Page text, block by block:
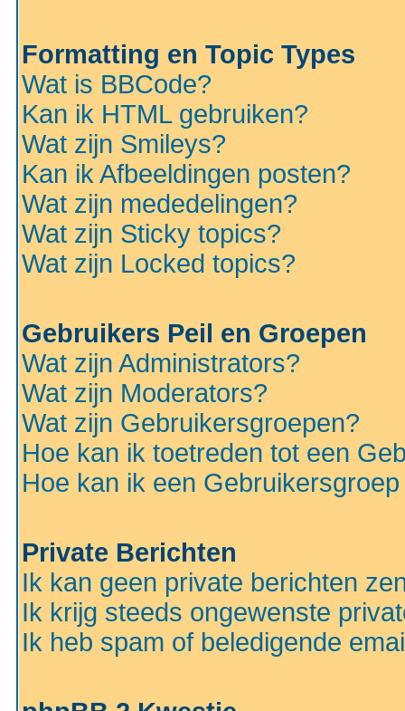
Formatting en Topic Types
Wat is BBCode?
Kan ik HTML gebruiken?
Wat zijn Smileys?
Kan ik Afbeeldingen posten?
Wat zijn mededelingen?
Wat zijn Sticky topics?
Wat zijn Locked topics?
Gebruikers Peil en Groepen
Wat zijn Administrators?
Wat zijn Moderators?
Wat zijn Gebruikersgroepen?
Hoe kan ik toetreden tot een
Hoe kan ik een
Private Berichten
Ik kan geen private berichten
Ik krijg steeds ongewenste
Ik heb spam of beledigende